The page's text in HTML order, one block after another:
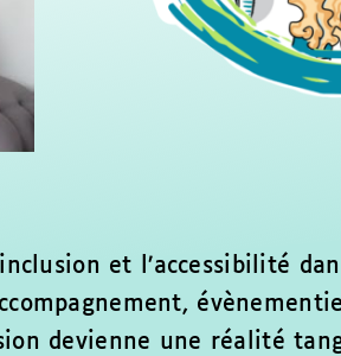
et l’accessibilité
devienne une réalité